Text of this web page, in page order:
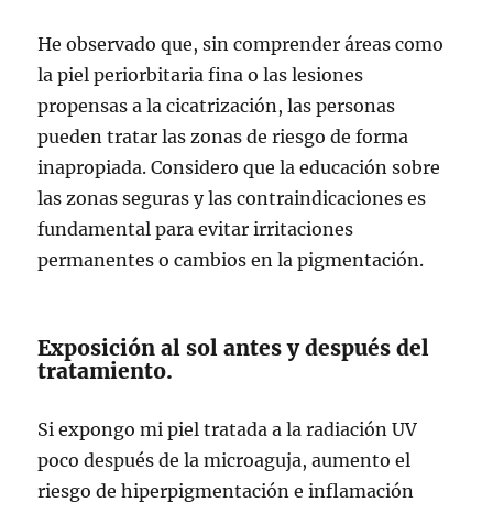
He observado que, sin comprender áreas como
la piel periorbitaria fina o las lesiones
propensas a la cicatrización, las personas
pueden tratar las zonas de riesgo de forma
inapropiada. Considero que la educación sobre
las zonas seguras y las contraindicaciones es
fundamental para evitar irritaciones
permanentes o cambios en la pigmentación.
Exposición al sol antes y después del
tratamiento.
Si expongo mi piel tratada a la radiación UV
poco después de la microaguja, aumento el
riesgo de hiperpigmentación e inflamación